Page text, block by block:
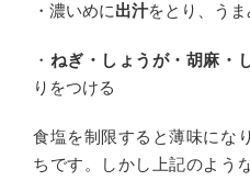
・濃いめに出汁をとり、う
・ ねぎ・しょうが・胡麻・
りをつける
食塩を制限すると薄味にな
ちです。しかし上記のよう